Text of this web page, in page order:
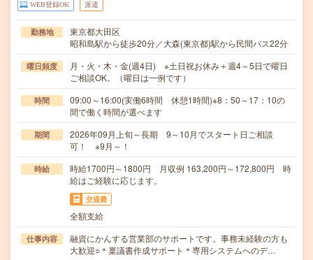
WEB登録OK 派遣
勤務地
東京都大田区
昭和島駅から徒歩20分／大森(東京都)駅から民間バス22分
曜日頻度
月・火・木・金(週4日) ※土日祝お休み＋週4～5日で曜日
ご相談OK。（曜日は一例です）
時間
09:00～16:00(実働6時間 休憩1時間)※8：50～17：10の
間で働く時間が選べます
期間
2026年09月上旬～長期 9～10月でスタート日ご相談
可！ ※9月～！
時給
時給1700円～1800円 月収例 163,200円～172,800円 時
給はご経験に応じます。
交通費
全額支給
仕事内容
融資にかんする営業部のサポートです。事務未経験の方も
大歓迎○＊稟議書作成サポート＊専用システムへのデ…